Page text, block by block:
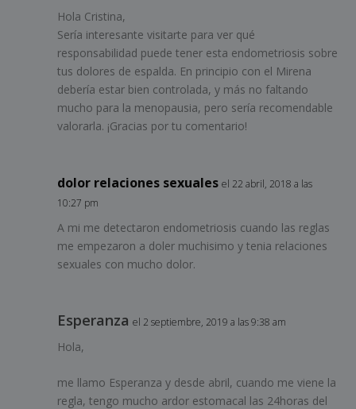
Hola Cristina,
Sería interesante visitarte para ver qué
responsabilidad puede tener esta endometriosis sobre
tus dolores de espalda. En principio con el Mirena
debería estar bien controlada, y más no faltando
mucho para la menopausia, pero sería recomendable
valorarla. ¡Gracias por tu comentario!
dolor relaciones sexuales el 22 abril, 2018 a las
10:27 pm
A mi me detectaron endometriosis cuando las reglas
me empezaron a doler muchisimo y tenia relaciones
sexuales con mucho dolor.
Esperanza el 2 septiembre, 2019 a las 9:38 am
Hola,
me llamo Esperanza y desde abril, cuando me viene la
regla, tengo mucho ardor estomacal las 24horas del